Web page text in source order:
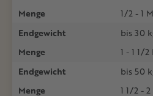
Menge
1/2 - 1
Endgewicht
bis 30
Menge
1 - 1 1/
Endgewicht
bis 50
Menge
1 1/2 -